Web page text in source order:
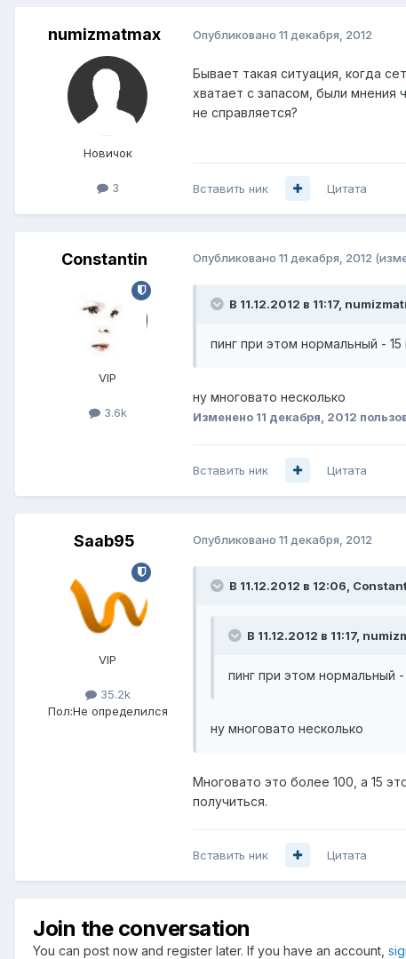
numizmatmax
Новичок
3
Опубликовано 11 декабря, 2012
Бывает такая ситуация, когда
хватает с запасом, были мнения
не справляется?
Вставить ник Цитата
Constantin
VIP
3.6k
Опубликовано 11 декабря, 2012
В 11.12.2012 в 11:17,
пинг при этом нормальный - 15
ну многовато несколько
Изменено 11 декабря, 2012
Вставить ник Цитата
Saab95
VIP
35.2k
Пол:Не определился
Опубликовано 11 декабря, 2012
В 11.12.2012 в 12:06,
В 11.12.2012 в 11:17,
пинг при этом нормальный -
ну многовато несколько
Многовато это более 100, а 15
получиться.
Вставить ник Цитата
Join the conversation
You can post now and register later. If you have an account,